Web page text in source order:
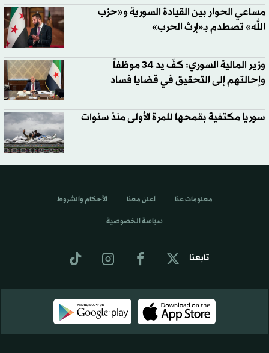
مساعي الحوار بين القيادة السورية و«حزب
الله» تصطدم بـ«إرث الحرب»
وزير المالية السوري: كفّ يد 34 موظفاً
وإحالتهم إلى التحقيق في قضايا فساد
سوريا مكتفية بقمحها للمرة الأولى منذ سنوات
تابعنا
معلومات عنا اعلن معنا الأحكام والشروط
سياسة الخصوصية